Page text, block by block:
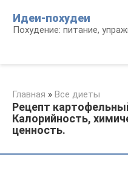
контенту
Идеи-похудеи
Похудение: питание,
Главная » Все диеты
Рецепт
Калорийность,
ценность.